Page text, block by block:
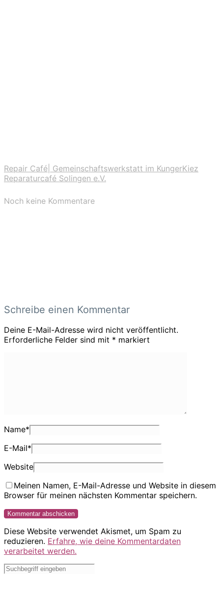
Repair Café| Gemeinschaftswerkstatt im KungerKiez
Reparaturcafé Solingen e.V.
Noch keine Kommentare
Schreibe einen Kommentar
Deine E-Mail-Adresse wird nicht veröffentlicht.
Erforderliche Felder sind mit * markiert
Name*
E-Mail*
Website
Meinen Namen, E-Mail-Adresse und Website in diesem
Browser für meinen nächsten Kommentar speichern.
Diese Website verwendet Akismet, um Spam zu
reduzieren. Erfahre, wie deine Kommentardaten
verarbeitet werden.